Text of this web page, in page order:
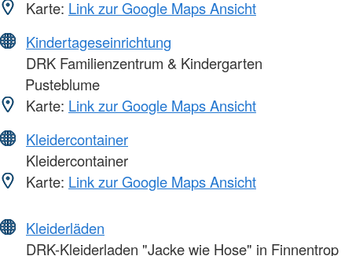
Karte: Link zur Google Maps Ansicht
Kindertageseinrichtung
DRK Familienzentrum & Kindergarten
Pusteblume
Karte: Link zur Google Maps Ansicht
Kleidercontainer
Kleidercontainer
Karte: Link zur Google Maps Ansicht
Kleiderläden
DRK-Kleiderladen "Jacke wie Hose" in Finnentrop